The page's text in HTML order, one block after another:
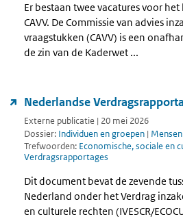
Er bestaan twee vacatures voor
CAVV. De Commissie van advies
vraagstukken (CAVV) is een
de zin van de Kaderwet ...
Nederlandse
Externe publicatie | 20 mei 2026
Dossier: Individuen en groepen |
Trefwoorden: Economische, sociale en
Verdragsrapportages
Dit document bevat de zevende
Nederland onder het Verdrag
en culturele rechten (IVESCR/